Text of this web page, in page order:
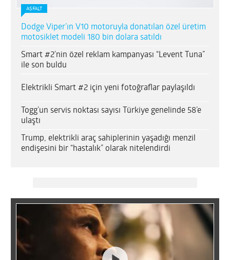
SanDisk Creator Phone SSD
8,3
8,5
ASFALT
Dodge Viper’ın V10 motoruyla donatılan özel üretim
motosiklet modeli 180 bin dolara satıldı
Smart #2’nin özel reklam kampanyası “Levent Tuna”
ile son buldu
Elektrikli Smart #2 için yeni fotoğraflar paylaşıldı
Togg’un servis noktası sayısı Türkiye genelinde 58’e
ulaştı
Trump, elektrikli araç sahiplerinin yaşadığı menzil
endişesini bir “hastalık” olarak nitelendirdi